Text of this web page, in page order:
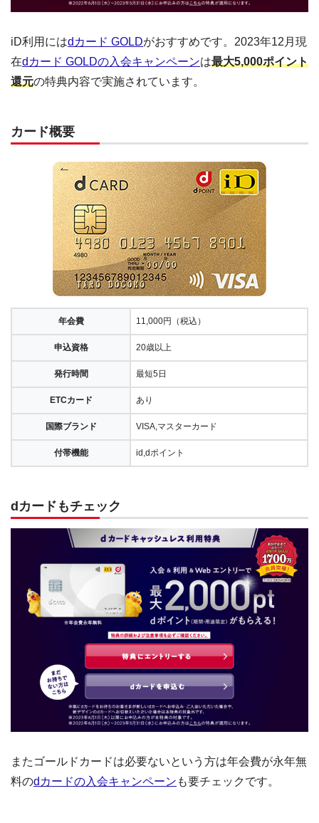
iD利用にはdカード GOLDがおすすめです。2023年12月現
在dカード GOLDの入会キャンペーンは最大5,000ポイント
還元の特典内容で実施されています。
カード概要
年会費 11,000円（税込）
申込資格 20歳以上
発行時間 最短5日
ETCカード あり
国際ブランド VISA,マスターカード
付帯機能 id,dポイント
dカードもチェック
またゴールドカードは必要ないという方は年会費が永年無
料のdカードの入会キャンペーン も要チェックです。